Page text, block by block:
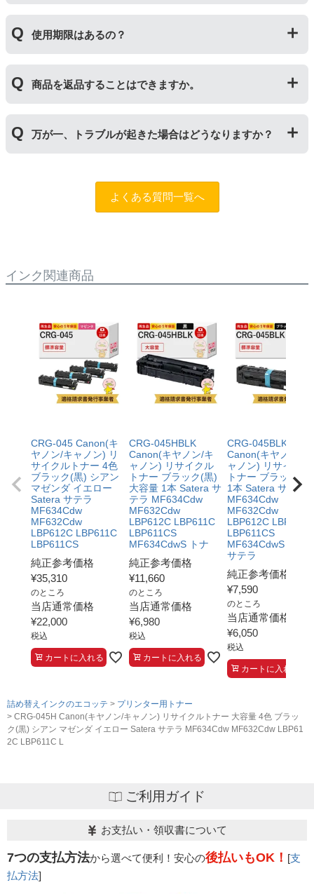
トナーを用紙に写すためのもので、トナーカートリッジ
の器にあたる部分になります。
トナーとドラムはそれぞれ印字できる枚数が異なってい
により使用できなくなった場合は、必ず分離してから新
しいものに交換してください。
一部型番は、純正品より多く印刷が可能なエコッテオリ
ジナルの【特別増量版】もございます。
使用期限はあるの？
サイクルトナー/ドラムに限り、レビューをご投稿いただ
くことで保証期間が2年に延長されます。
保証期間の2年以内に使い切るようお願いいたします。
商品を返品することはできますか。
用未開封の場合であっても対応することができません。
ご購入前に商品の型番などをよくご確認ください。な
ますので、お手数ですが当店までお問い合わせくださ
万が一、トラブルが起きた場合はどうなりますか？
問合フォーム
ふたつの保証」を設けておりますので、ご購入
よくある質問一覧へ
インク関連商品
CRG-045 Canon(キ
ヤノン/キャノン) リ
サイクルトナー 4色
ブラック(黒) シアン
マゼンダ イエロー
Satera サテラ
MF634Cdw
MF632Cdw
LBP612C LBP611C
LBP611CS
純正参考価格
¥35,310
のところ
当店通常価格
¥22,000
税込
カートに入れる
CRG-045HBLK
Canon(キヤノン/キ
ャノン) リサイクル
トナー ブラック(黒)
大容量 1本 Satera サ
テラ MF634Cdw
MF632Cdw
LBP612C LBP611C
LBP611CS
MF634CdwS トナ
純正参考価格
¥11,660
のところ
当店通常価格
¥6,980
税込
カートに入れる
CRG-045BLK
Canon(キヤノン/キ
ャノン) リサイクル
トナー ブラック(黒
1本 Satera サテラ
MF634Cdw
MF632Cdw
LBP612C LBP611C
LBP611CS
MF634CdwS トナ
サテラ
純正参考価格
¥7,590
のところ
当店通常価格
¥6,050
税込
カートに入れる
詰め替えインクのエコッテ
プリンター用トナー
CRG-045H Canon(キヤノン/キャノン) リサイクルトナー 大容量 4色 ブラッ
ク(黒) シアン マゼンダ イエロー Satera サテラ MF634Cdw MF632Cdw LBP61
2C LBP611C L
ご利用ガイド
お支払い・領収書について
7つの支払方法から選べて便利！安心の後払いもOK！ [支
払方法]